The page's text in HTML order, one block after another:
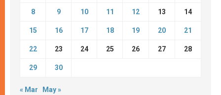
8 9 10 11 12 13 14
15 16 17 18 19 20 21
22 23 24 25 26 27 28
29 30
« Mar May »